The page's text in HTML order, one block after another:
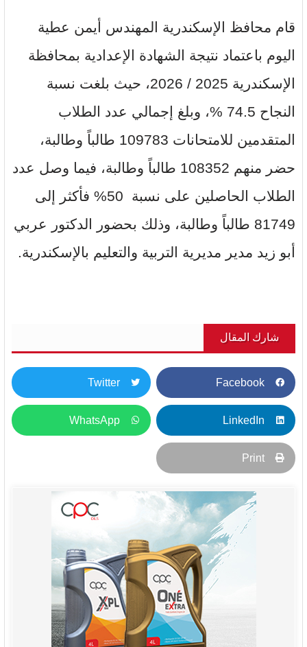
قام محافظ الإسكندرية المهندس أيمن عطية
اليوم باعتماد نتيجة الشهادة الإعدادية بمحافظة
الإسكندرية 2025 / 2026، حيث بلغت نسبة
النجاح 74.5 %، وبلغ إجمالي عدد الطلاب
المتقدمين للامتحانات 109783 طالباً وطالبة،
حضر منهم 108352 طالباً وطالبة، فيما وصل عدد
الطلاب الحاصلين على نسبة 50% فأكثر إلى
81749 طالباً وطالبة، وذلك بحضور الدكتور عربي
أبو زيد مدير مديرية التربية والتعليم بالإسكندرية.
شارك المقال
Facebook
Twitter
LinkedIn
WhatsApp
Print